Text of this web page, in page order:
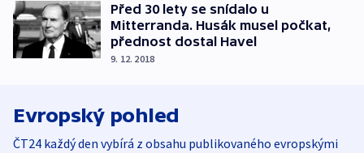
Před 30 lety se snídalo u
Mitterranda. Husák musel počkat,
přednost dostal Havel
9. 12. 2018
Evropský pohled
ČT24 každý den vybírá z obsahu publikovaného evropskými